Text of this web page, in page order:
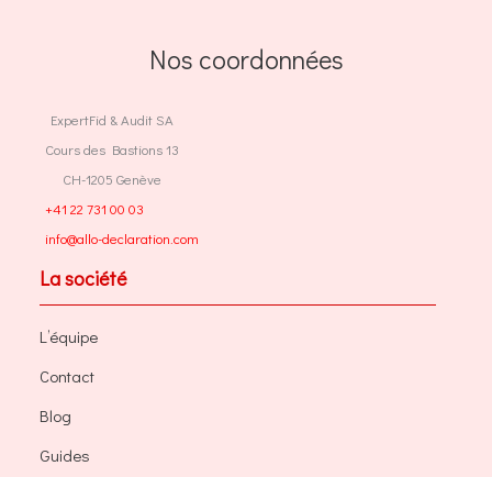
Nos coordonnées
ExpertFid & Audit SA
Cours des Bastions 13
CH-1205 Genève
+41 22 731 00 03
info@allo-declaration.com
La société
L’équipe
Contact
Blog
Guides